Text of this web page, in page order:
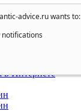
advice.ru wants to:
notifications
в Интернете